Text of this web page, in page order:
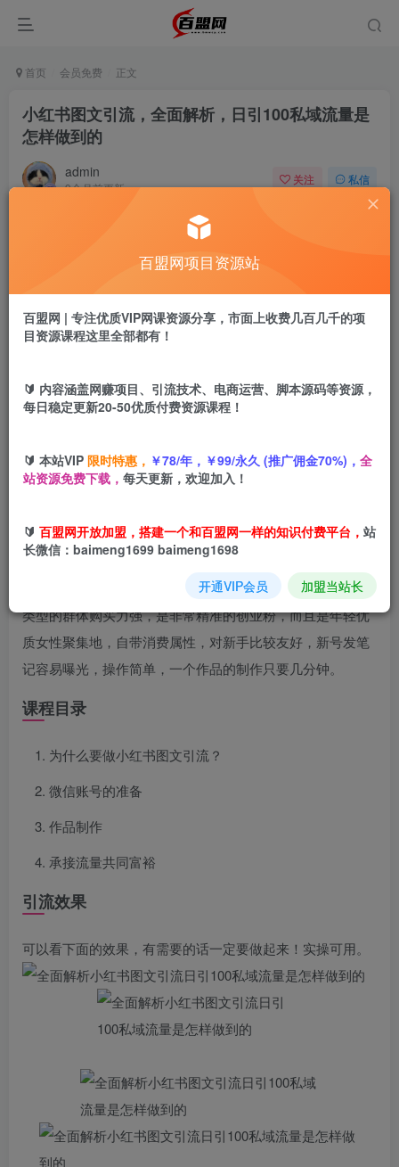
首页 会员免费 正文
小红书图文引流，全面解析，日引100私域流量是
怎样做到的
admin
9个月前更新
关注 私信
小红书图文引流，全面解析，日引100私域流量是怎样做到的
盟币 9.9
立即购买
今天给大家分享一个引流项目——小红书图文引流项目，小
红书对引流行为比较宽松，有着百分之70到80优质女性，这
类型的群体购买力强，是非常精准的创业粉，而且是年轻优
质女性聚集地，自带消费属性，对新手比较友好，新号发笔
记容易曝光，操作简单，一个作品的制作只要几分钟。
课程目录
为什么要做小红书图文引流？
微信账号的准备
作品制作
承接流量共同富裕
引流效果
可以看下面的效果，有需要的话一定要做起来！实操可用。
百盟网项目资源站
百盟网 | 专注优质VIP网课资源分享，市面上收费几百几千的项
目资源课程这里全部都有！
🔰 内容涵盖网赚项目、引流技术、电商运营、脚本源码等资源，
每日稳定更新20-50优质付费资源课程！
🔰 本站VIP 限时特惠， ￥78/年，￥99/永久 (推广佣金70%)， 全
站资源免费下载， 每天更新，欢迎加入！
🔰 百盟网开放加盟，搭建一个和百盟网一样的知识付费平台， 站
长微信：baimeng1699 baimeng1698
开通VIP会员 加盟当站长